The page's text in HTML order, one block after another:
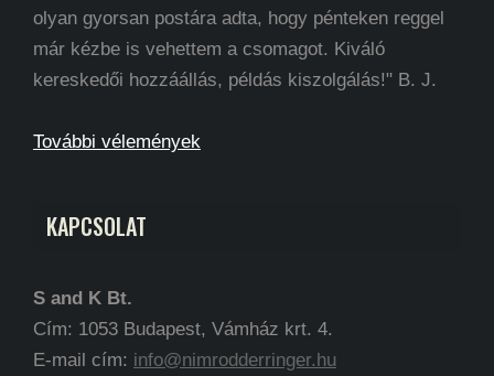
olyan gyorsan postára adta, hogy pénteken reggel
már kézbe is vehettem a csomagot. Kiváló
kereskedői hozzáállás, példás kiszolgálás!" B. J.
További vélemények
KAPCSOLAT
S and K Bt.
Cím: 1053 Budapest, Vámház krt. 4.
E-mail cím: info@nimrodderringer.hu